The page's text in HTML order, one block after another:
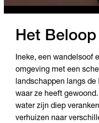
Het Beloop
Ineke, een wandelsoof
omgeving met een
landschappen langs de
waar ze heeft
water zijn diep
verhuizen naar